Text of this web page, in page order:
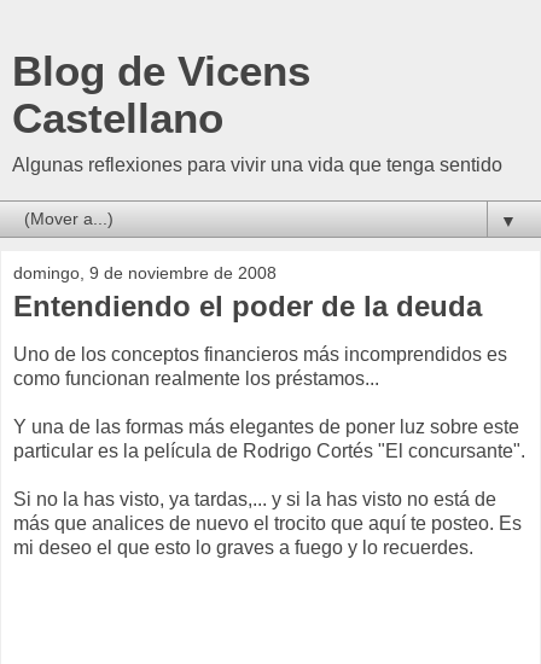
Blog de Vicens
Castellano
Algunas reflexiones para vivir una vida que tenga sentido
▼
domingo, 9 de noviembre de 2008
Entendiendo el poder de la deuda
Uno de los conceptos financieros más incomprendidos es
como funcionan realmente los préstamos...
Y una de las formas más elegantes de poner luz sobre este
particular es la película de Rodrigo Cortés "El concursante".
Si no la has visto, ya tardas,... y si la has visto no está de
más que analices de nuevo el trocito que aquí te posteo. Es
mi deseo el que esto lo graves a fuego y lo recuerdes.